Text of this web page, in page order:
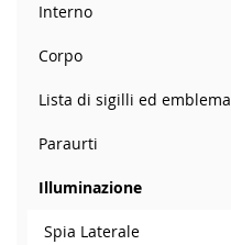
Interno
Corpo
Lista di sigilli ed emblema
Paraurti
Illuminazione
Spia Laterale